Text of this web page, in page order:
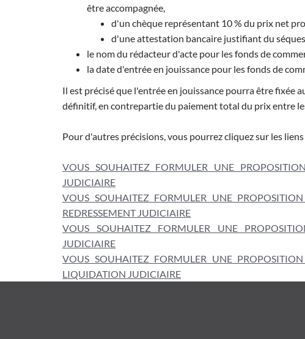
être accompagnée,
d'un chèque représentant 10 % du prix net
d'une attestation bancaire justifiant du
le nom du rédacteur d'acte pour les fonds de
la date d'entrée en jouissance pour les fonds de
Il est précisé que l'entrée en jouissance pourra être fixée
définitif, en contrepartie du paiement total du prix entre
Pour d'autres précisions, vous pourrez cliquez sur les
VOUS SOUHAITEZ FORMULER UNE
JUDICIAIRE
VOUS SOUHAITEZ FORMULER UNE
REDRESSEMENT JUDICIAIRE
VOUS SOUHAITEZ FORMULER UNE
JUDICIAIRE
VOUS SOUHAITEZ FORMULER UNE
LIQUIDATION JUDICIAIRE